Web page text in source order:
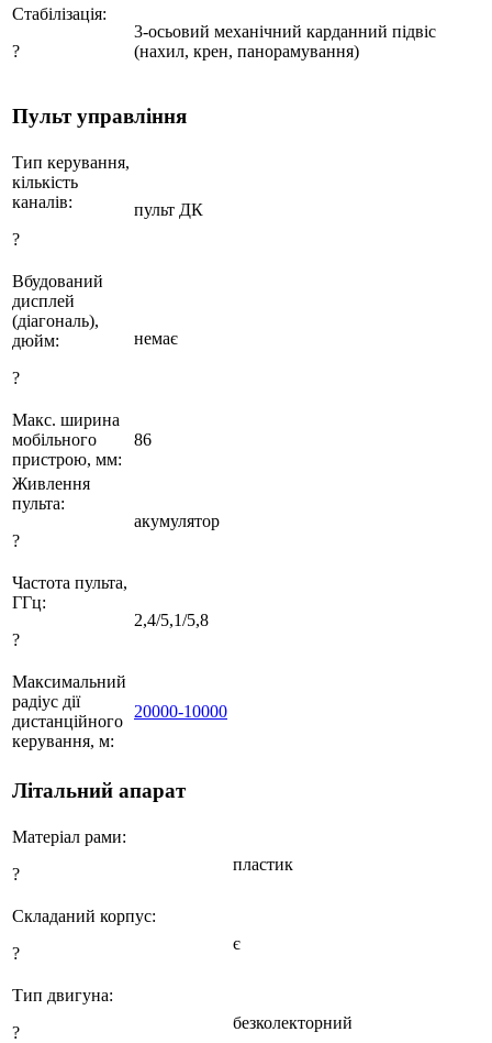
Стабілізація:
?
3-осьовий механічний карданний підвіс
(нахил, крен, панорамування)
Пульт управління
Тип керування,
кількість
каналів:
?
пульт ДК
Вбудований
дисплей
(діагональ),
дюйм:
?
немає
Макс. ширина
мобільного
пристрою, мм:
86
Живлення
пульта:
?
акумулятор
Частота пульта,
ГГц:
?
2,4/5,1/5,8
Максимальний
радіус дії
дистанційного
керування, м:
20000-10000
Літальний апарат
Матеріал рами:
?
пластик
Складаний корпус:
?
є
Тип двигуна:
?
безколекторний